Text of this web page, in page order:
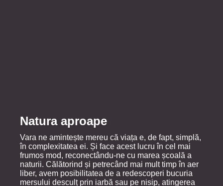
Natura aproape
Vara ne amintește mereu că viața e, de fapt, simplă,
în complexitatea ei. Și face acest lucru în cel mai
frumos mod, reconectându-ne cu marea școală a
naturii. Călătorind și petrecând mai mult timp în aer
liber, avem posibilitatea de a redescoperi bucuria
mersului desculț prin iarbă sau pe nisip, atingerea